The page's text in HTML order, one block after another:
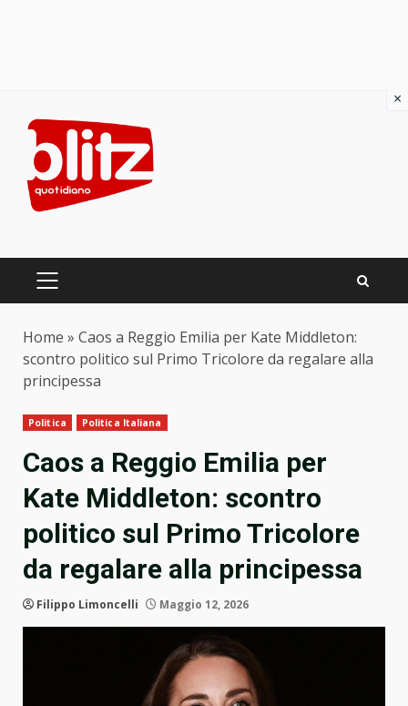
content
PRIMARY
Home » Caos a Reggio Emilia per Kate Middleton:
scontro politico sul Primo Tricolore da regalare alla
principessa
Politica Politica Italiana
Caos a Reggio Emilia per
Kate Middleton: scontro
politico sul Primo Tricolore
da regalare alla principessa
Filippo Limoncelli Maggio 12, 2026
×